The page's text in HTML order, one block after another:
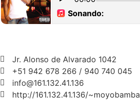
Jr. Alonso de Alvarado 1042
+51 942 678 266 / 940 740 045
info@161.132.41.136
http://161.132.41.136/~moyobamba